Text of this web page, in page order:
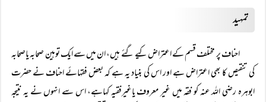
تمہید
احناف پر مختلف قسم کے اعتراض کیے گئے ہیں، ان میں سے ایک توہین صحابہ یاصحابہ
کی تنقیص کا بھی اعتراض ہے اور اس کی بنیاد یہ ہے کہ بعض فقہائے احناف نے حضرت
ابوہرہ رضی اللہ عنہ کو فقہ میں غیر معروف یاغیرفقیہ کہاہے، اس سے انہوں نے یہ نتیجہ